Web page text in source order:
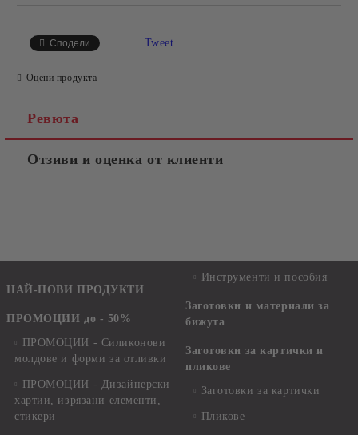
Сподели Tweet
Оцени продукта
Ревюта
Отзиви и оценка от клиенти
НАЙ-НОВИ ПРОДУКТИ
ПРОМОЦИИ до - 50%
ПРОМОЦИИ - Силиконови
молдове и форми за отливки
ПРОМОЦИИ - Дизайнерски
хартии, изрязани елементи,
стикери
Инструменти и пособия
Заготовки и материали за
бижута
Заготовки за картички и
пликове
Заготовки за картички
Пликове